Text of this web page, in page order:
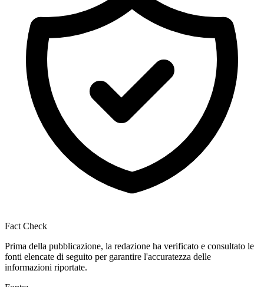
Fact Check
Prima della pubblicazione, la redazione ha verificato e consultato le
fonti elencate di seguito per garantire l'accuratezza delle
informazioni riportate.